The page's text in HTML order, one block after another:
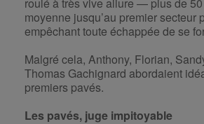
moyenne jusqu’au premier
empêchant toute échappée de se
Malgré cela, Anthony, Florian,
Thomas Gachignard abordaient
premiers pavés.
Les pavés, juge impitoyable